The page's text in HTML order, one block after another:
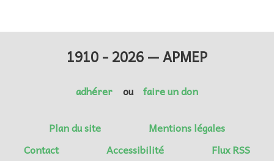
1910 - 2026 — APMEP
adhérer ou faire un don
Plan du site
Mentions légales
Contact
Accessibilité Flux RSS